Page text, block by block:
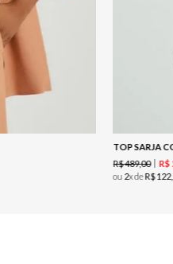
TOP SARJA
R$489,00 R$
ou 2x deR$122,